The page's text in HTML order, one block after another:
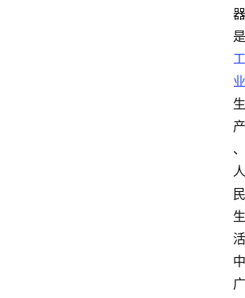
器
是
工
业
生
产
、
人
民
生
活
中
广